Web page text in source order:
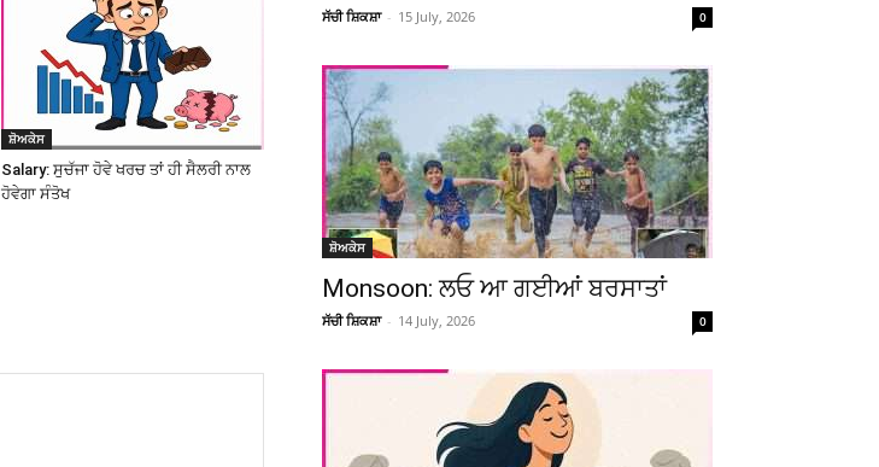
ਸ਼ੋਅਕੇਸ
Salary: ਸੁਚੱਜਾ ਹੋਵੇ ਖਰਚ ਤਾਂ ਹੀ ਸੈਲਰੀ ਨਾਲ
ਹੋਵੇਗਾ ਸੰਤੋਖ
ਸੱਚੀ ਸ਼ਿਕਸ਼ਾ - 15 July, 2026 0
ਸ਼ੋਅਕੇਸ
Monsoon: ਲਓ ਆ ਗਈਆਂ ਬਰਸਾਤਾਂ
ਸੱਚੀ ਸ਼ਿਕਸ਼ਾ - 14 July, 2026 0